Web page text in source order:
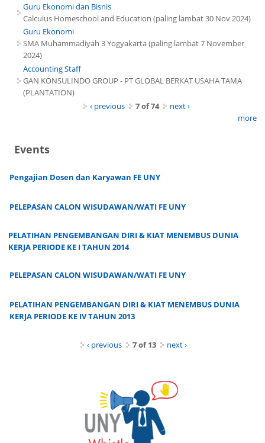
Guru Ekonomi dan Bisnis
Calculus Homeschool and Education (paling lambat 30 Nov 2024)
Guru Ekonomi
SMA Muhammadiyah 3 Yogyakarta (paling lambat 7 November
2024)
Accounting Staff
GAN KONSULINDO GROUP - PT GLOBAL BERKAT USAHA TAMA
(PLANTATION)
‹ previous
7 of 74
next ›
more
Events
Pengajian Dosen dan Karyawan FE UNY
PELEPASAN CALON WISUDAWAN/WATI FE UNY
PELATIHAN PENGEMBANGAN DIRI & KIAT MENEMBUS DUNIA
KERJA PERIODE KE I TAHUN 2014
PELEPASAN CALON WISUDAWAN/WATI FE UNY
PELATIHAN PENGEMBANGAN DIRI & KIAT MENEMBUS DUNIA
KERJA PERIODE KE IV TAHUN 2013
‹ previous 7 of 13 next ›